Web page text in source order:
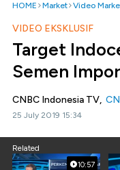
HOME Market Video
VIDEO EKSKLUSIF
Target
Semen
CNBC Indonesia TV,
25 July 2019 15:34
Related
10:57